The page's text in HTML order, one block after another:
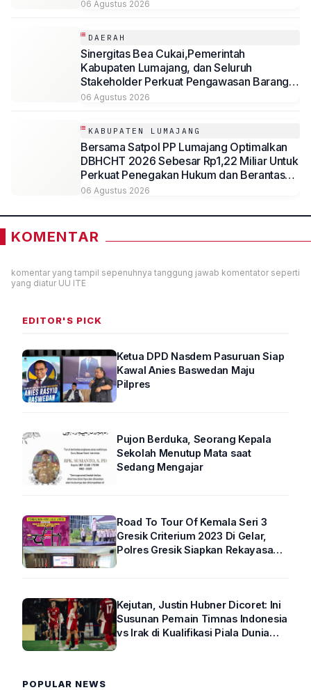
06 Agustus 2026
DAERAH
Sinergitas Bea Cukai,Pemerintah
Kabupaten Lumajang, dan Seluruh
Stakeholder Perkuat Pengawasan Barang
Kena Cukai Ilegal Melalui Pemanfaatan
06 Agustus 2026
KABUPATEN LUMAJANG
Bersama Satpol PP Lumajang Optimalkan
DBHCHT 2026 Sebesar Rp1,22 Miliar Untuk
Perkuat Penegakan Hukum dan Berantas
Rokok Ilegal
06 Agustus 2026
KOMENTAR
komentar yang tampil sepenuhnya tanggung jawab komentator seperti
yang diatur UU ITE
EDITOR'S PICK
Ketua DPD Nasdem Pasuruan Siap
Kawal Anies Baswedan Maju
Pilpres
Pujon Berduka, Seorang Kepala
Sekolah Menutup Mata saat
Sedang Mengajar
Road To Tour Of Kemala Seri 3
Gresik Criterium 2023 Di Gelar,
Polres Gresik Siapkan Rekayasa
Kejutan, Justin Hubner Dicoret: Ini
Susunan Pemain Timnas Indonesia
vs Irak di Kualifikasi Piala Dunia
POPULAR NEWS